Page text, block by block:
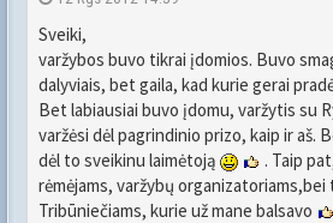
Sveiki,
varžybos buvo tikrai įdomios. Buvo
dalyviais, bet gaila, kad kurie gerai
Bet labiausiai buvo įdomu, varžytis su
varžėsi dėl pagrindinio prizo, kaip ir aš.
dėl to sveikinu laimėtoją
. Taip
rėmėjams, varžybų organizatoriams,bei
Tribūniečiams, kurie už mane balsavo